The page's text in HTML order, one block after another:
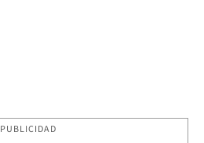
PUBLICIDAD